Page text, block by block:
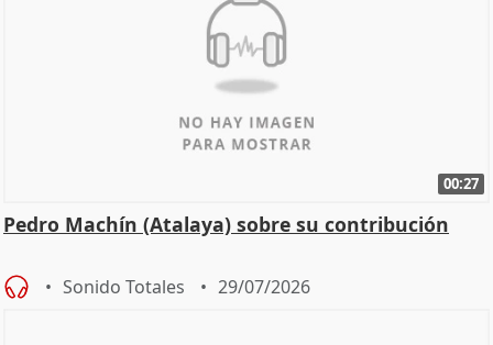
00:27
Pedro Machín (Atalaya) sobre su contribución
Sonido Totales 29/07/2026